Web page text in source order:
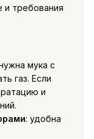
и требования
мука с
газ. Если
и
: удобна